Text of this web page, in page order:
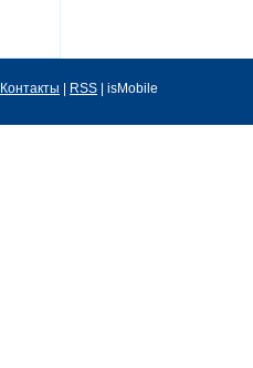
Контакты RSS | isMobile